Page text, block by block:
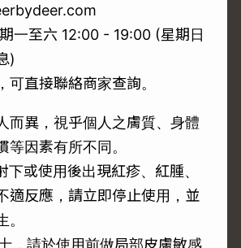
一至六 12:00 - 19:00 (星期日
)
可直接聯絡商家查詢。
而異，視乎個人之膚質、身體
等因素有所不同。
下或使用後出現紅疹、紅腫、
適反應，請立即停止使用，並
，請於使用前做局部皮膚敏感